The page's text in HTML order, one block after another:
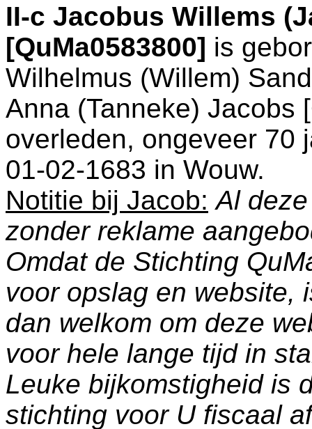
II-c Jacobus Willems
[QuMa0583800] is
Wilhelmus (Willem)
Anna (Tanneke) Jacobs
overleden, ongeveer 70
01-02-1683 in Wouw.
Notitie bij Jacob: Al
zonder reklame
Omdat de Stichting
voor opslag en website,
dan welkom om deze
voor hele lange tijd in
Leuke bijkomstigheid is
stichting voor U fiscaal